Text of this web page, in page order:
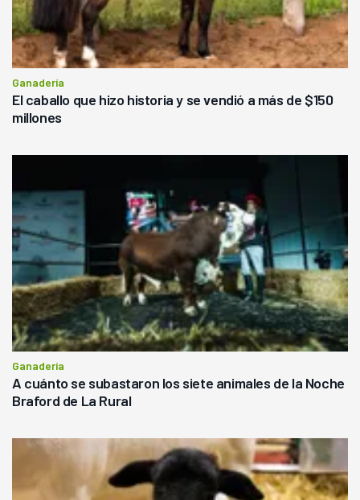
Ganadería
El caballo que hizo historia y se vendió a más de $150
millones
Ganadería
A cuánto se subastaron los siete animales de la Noche
Braford de La Rural